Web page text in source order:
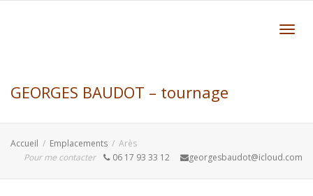
GEORGES BAUDOT – tournage
formation et création bois – Aquitaine
Accueil Emplacements
Arès
Pour me contacter
06 17 93 33 12 georgesbaudot@icloud.com